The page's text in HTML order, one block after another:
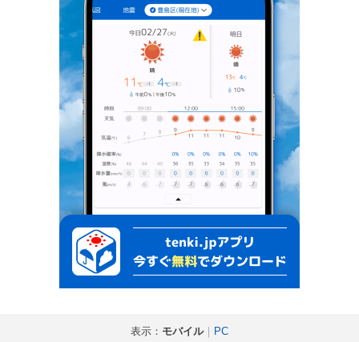
表示： モバイル｜ PC